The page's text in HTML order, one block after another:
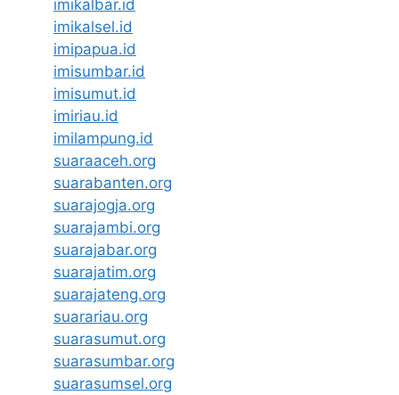
imikalbar.id
imikalsel.id
imipapua.id
imisumbar.id
imisumut.id
imiriau.id
imilampung.id
suaraaceh.org
suarabanten.org
suarajogja.org
suarajambi.org
suarajabar.org
suarajatim.org
suarajateng.org
suarariau.org
suarasumut.org
suarasumbar.org
suarasumsel.org